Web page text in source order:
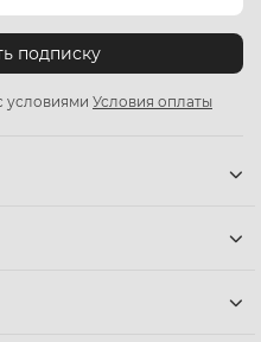
подписку
условиями Условия оплаты